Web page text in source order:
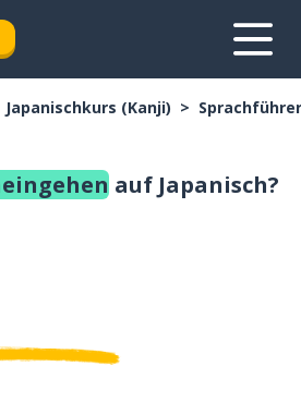
Japanischkurs (Kanji)
auf Japanisch?